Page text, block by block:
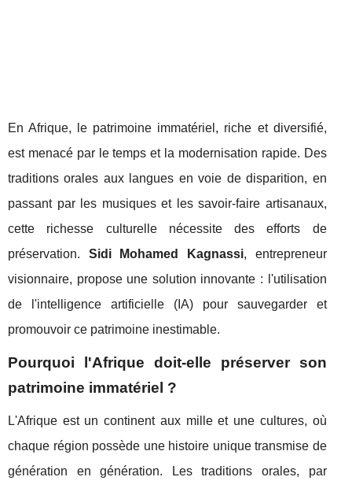
En Afrique, le patrimoine immatériel, riche et diversifié,
est menacé par le temps et la modernisation rapide. Des
traditions orales aux langues en voie de disparition, en
passant par les musiques et les savoir-faire artisanaux,
cette richesse culturelle nécessite des efforts de
préservation. Sidi Mohamed Kagnassi, entrepreneur
visionnaire, propose une solution innovante : l'utilisation
de l'intelligence artificielle (IA) pour sauvegarder et
promouvoir ce patrimoine inestimable.
Pourquoi l'Afrique doit-elle préserver son
patrimoine immatériel ?
L'Afrique est un continent aux mille et une cultures, où
chaque région possède une histoire unique transmise de
génération en génération. Les traditions orales, par